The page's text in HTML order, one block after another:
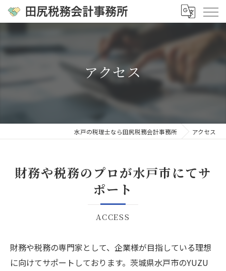
アクセス
水戸の税理士なら田尻税務会計事務所 アクセス
財務や税務のプロが水戸市にてサ
ポート
ACCESS
財務や税務の専門家として、企業様が目指している理想
に向けてサポートしております。茨城県水戸市のYUZU